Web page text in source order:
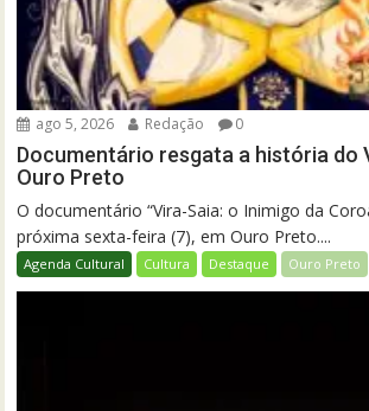
ago 5, 2026 Redação 0
Documentário resgata a história do
Ouro Preto
O documentário “Vira-Saia: o Inimigo da
próxima sexta-feira (7), em Ouro Preto....
Agenda Cultural Cultura Destaque Ouro Preto